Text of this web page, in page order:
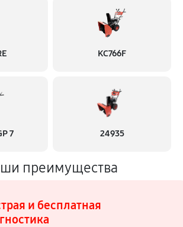
KC766F
7 24935
преимущества
и бесплатная